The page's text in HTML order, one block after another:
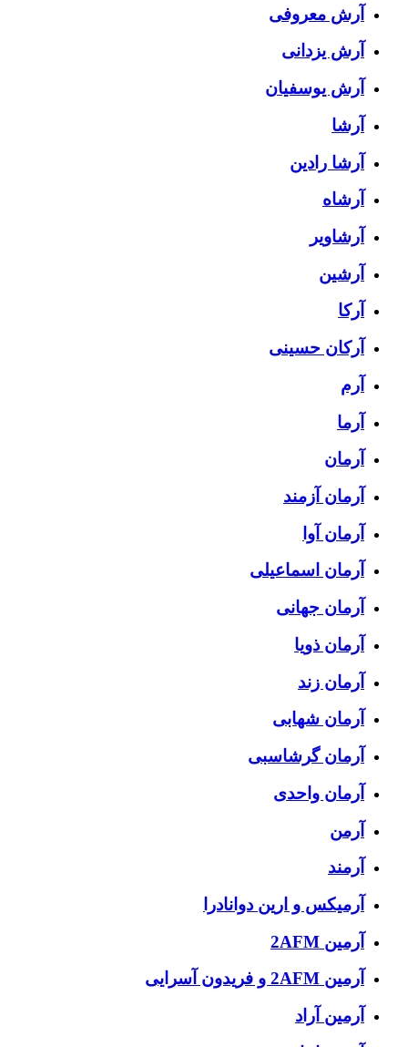
آرش معروفی
آرش یزدانی
آرش یوسفیان
آرشا
آرشا رادین
آرشاه
آرشاویر
آرشین
آرکا
آرکان حسینی
آرم
آرما
آرمان
آرمان آزمند
آرمان آوا
آرمان اسماعیلی
آرمان جهانی
آرمان ذویا
آرمان زند
آرمان شهابی
آرمان گرشاسبی
آرمان واحدی
آرمن
آرمند
آرمیکس و ارین دوانادرا
آرمین 2AFM
آرمین 2AFM و فریدون آسرایی
آرمین آراد